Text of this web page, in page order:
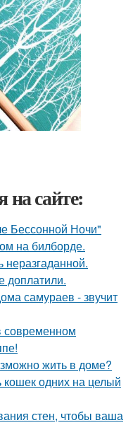
на сайте:
Бессонной Ночи"
на билборде.
неразгаданной.
доплатили.
самураев - звучит
современном
жить в доме?
одних на целый
стен, чтобы ваша